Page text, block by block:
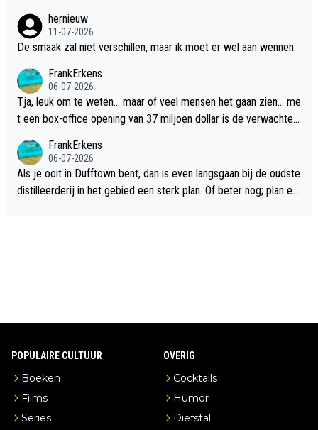
hernieuw
11-07-2026
De smaak zal niet verschillen, maar ik moet er wel aan wennen.
FrankErkens
06-07-2026
Tja, leuk om te weten... maar of veel mensen het gaan zien... me
t een box-office opening van 37 miljoen dollar is de verwachte
FrankErkens
06-07-2026
Als je ooit in Dufftown bent, dan is even langsgaan bij de oudste
distilleerderij in het gebied een sterk plan. Of beter nog; plan ee
POPULAIRE CULTUUR
Boeken
Films
Series
OVERIG
Cocktails
Humor
Diefstal